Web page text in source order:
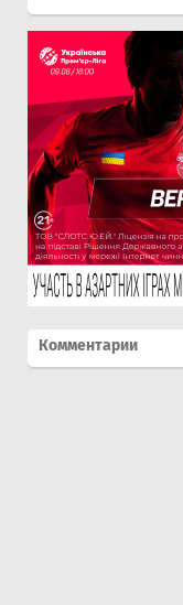
Комментарии